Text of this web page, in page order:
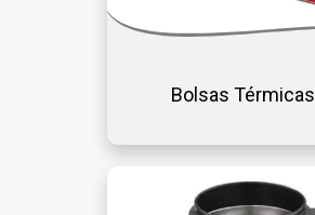
Bolsas Térmicas